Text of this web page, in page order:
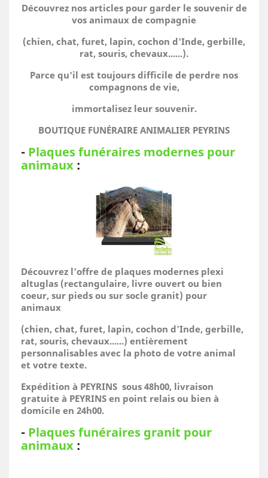
Découvrez nos articles pour garder le souvenir de
vos animaux de compagnie
(chien, chat, furet, lapin, cochon d'Inde, gerbille,
rat, souris, chevaux......).
Parce qu'il est toujours difficile de perdre nos
compagnons de vie,
immortalisez leur souvenir.
BOUTIQUE FUNÉRAIRE ANIMALIER PEYRINS
- Plaques funéraires modernes pour
animaux :
Découvrez l'offre de plaques modernes plexi
altuglas (rectangulaire, livre ouvert ou bien
coeur, sur pieds ou sur socle granit) pour
animaux
(chien, chat, furet, lapin, cochon d'Inde, gerbille,
rat, souris, chevaux......) entièrement
personnalisables avec la photo de votre animal
et votre texte.
Expédition à PEYRINS sous 48h00, livraison
gratuite à PEYRINS en point relais ou bien à
domicile en 24h00.
- Plaques funéraires granit pour
animaux :